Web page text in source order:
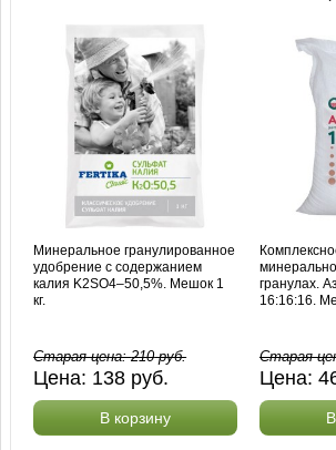
Минеральное гранулированное
удобрение с содержанием
калия K2SO4–50,5%. Мешок 1
кг.
Старая цена:210руб.
Цена: 138 руб.
В корзину
гранулах.
16:16:16.
Старая
Цена: